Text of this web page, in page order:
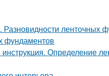
ленточных
фундаментов
Определение